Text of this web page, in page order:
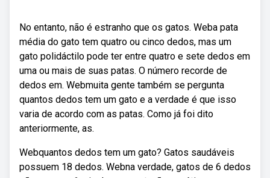
No entanto, não é estranho que os gatos. Weba pata
média do gato tem quatro ou cinco dedos, mas um
gato polidáctilo pode ter entre quatro e sete dedos em
uma ou mais de suas patas. O número recorde de
dedos em. Webmuita gente também se pergunta
quantos dedos tem um gato e a verdade é que isso
varia de acordo com as patas. Como já foi dito
anteriormente, as.
Webquantos dedos tem um gato? Gatos saudáveis
possuem 18 dedos. Webna verdade, gatos de 6 dedos